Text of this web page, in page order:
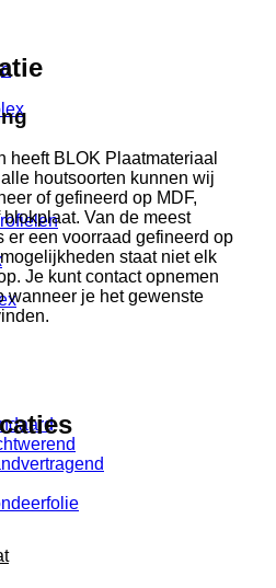
heeft BLOK Plaatmateriaal
houtsoorten kunnen wij
of gefineerd op MDF,
Van de meest
er een voorraad gefineerd op
staat niet elk
Je kunt contact opnemen
wanneer je het gewenste